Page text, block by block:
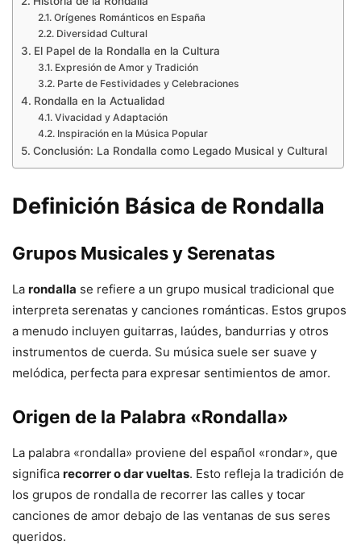
Orígenes Románticos en España
Diversidad Cultural
El Papel de la Rondalla en la Cultura
Expresión de Amor y Tradición
Parte de Festividades y Celebraciones
Rondalla en la Actualidad
Vivacidad y Adaptación
Inspiración en la Música Popular
Conclusión: La Rondalla como Legado Musical y Cultural
Definición Básica de Rondalla
Grupos Musicales y Serenatas
La rondalla se refiere a un grupo musical tradicional que
interpreta serenatas y canciones románticas. Estos grupos
a menudo incluyen guitarras, laúdes, bandurrias y otros
instrumentos de cuerda. Su música suele ser suave y
melódica, perfecta para expresar sentimientos de amor.
Origen de la Palabra «Rondalla»
La palabra «rondalla» proviene del español «rondar», que
significa recorrer o dar vueltas. Esto refleja la tradición de
los grupos de rondalla de recorrer las calles y tocar
canciones de amor debajo de las ventanas de sus seres
queridos.